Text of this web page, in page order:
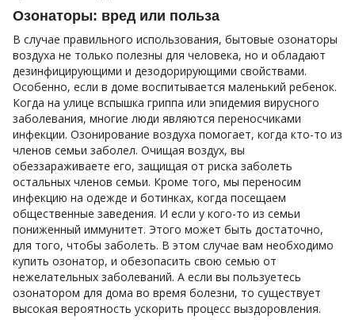
Озонаторы: вред или польза
В случае правильного использования, бытовые озонаторы
воздуха не только полезны для человека, но и обладают
дезинфицирующими и дезодорирующими свойствами.
Особенно, если в доме воспитывается маленький ребенок.
Когда на улице вспышка гриппа или эпидемия вирусного
заболевания, многие люди являются переносчиками
инфекции. Озонирование воздуха помогает, когда кто-то из
членов семьи заболел. Очищая воздух, вы
обеззараживаете его, защищая от риска заболеть
остальных членов семьи. Кроме того, мы переносим
инфекцию на одежде и ботинках, когда посещаем
общественные заведения. И если у кого-то из семьи
пониженный иммунитет. Этого может быть достаточно,
для того, чтобы заболеть. В этом случае вам необходимо
купить озонатор, и обезопасить свою семью от
нежелательных заболеваний. А если вы пользуетесь
озонатором для дома во время болезни, то существует
высокая вероятность ускорить процесс выздоровления.